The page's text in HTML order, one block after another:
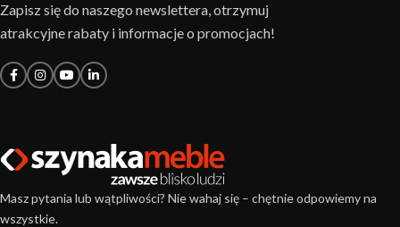
Zapisz się do naszego newslettera, otrzymuj
atrakcyjne rabaty i informacje o promocjach!
Masz pytania lub wątpliwości? Nie wahaj się – chętnie odpowiemy na
wszystkie.